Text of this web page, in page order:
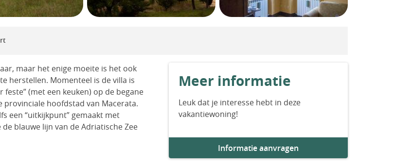
maar het enige moeite is het ook
herstellen. Momenteel is de villa is
(met een keuken) op de begane
provinciale hoofdstad van Macerata.
een “uitkijkpunt” gemaakt met
blauwe lijn van de Adriatische Zee
Meer informatie
Leuk dat je interesse hebt in deze
vakantiewoning!
Informatie aanvragen